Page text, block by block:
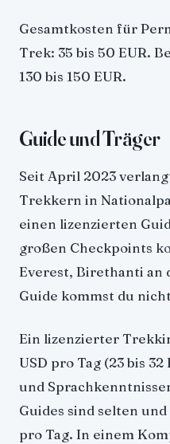
Gesamtkosten für
Trek: 35 bis 50 EUR.
130 bis 150 EUR.
Guide und Träger
Seit April 2023
Trekkern in
einen lizenzierten
großen Checkpoints
Everest, Birethanti an
Guide kommst du
Ein lizenzierter
USD pro Tag (23 bis
und
Guides sind selten
pro Tag. In einem